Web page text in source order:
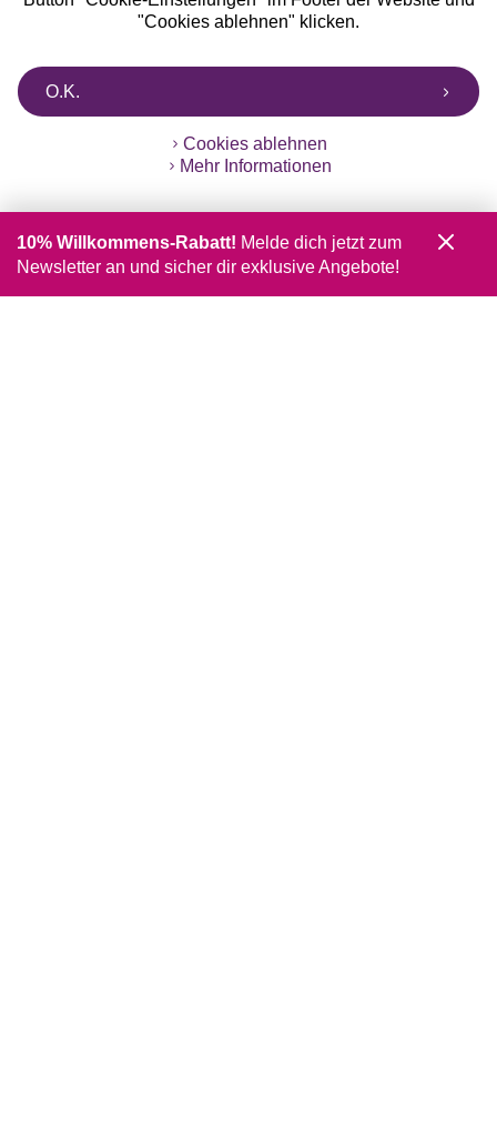
"Cookies ablehnen" klicken.
O.K.
Cookies ablehnen
Mehr Informationen
10% Willkommens-Rabatt! Melde dich jetzt zum
Newsletter an und sicher dir exklusive Angebote!